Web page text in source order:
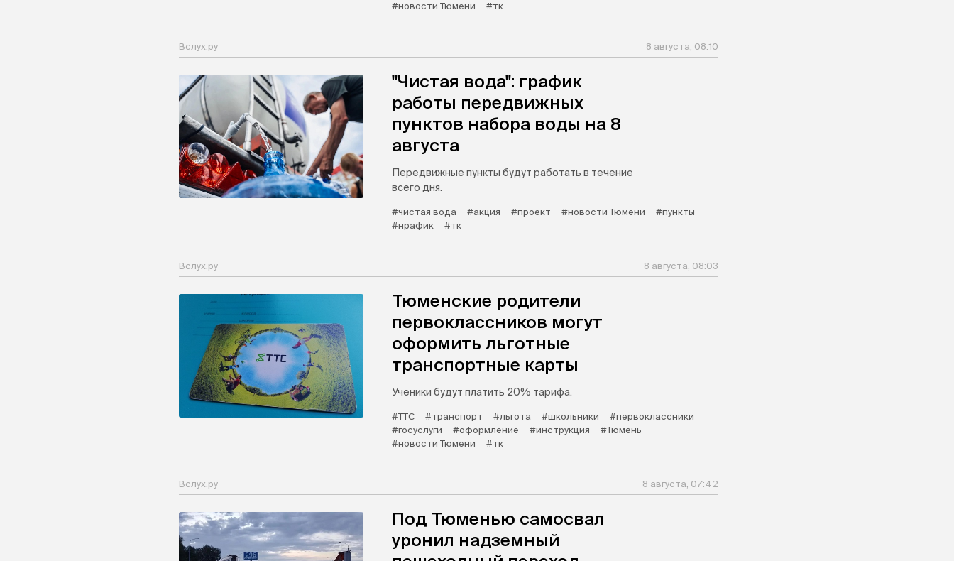
#новости Тюмени
#тк
Вслух.ру 8 августа, 08:10
"Чистая вода": график
работы передвижных
пунктов набора воды на 8
августа
Передвижные пункты будут работать в течение
всего дня.
#чистая вода #акция #проект #новости Тюмени
#пункты
#нрафик
#тк
Вслух.ру 8 августа, 08:03
Тюменские родители
первоклассников могут
оформить льготные
транспортные карты
Ученики будут платить 20% тарифа.
#ТТС #транспорт #льгота #школьники
#первоклассники
#госуслуги
#оформление #инструкция
#Тюмень
#новости Тюмени
#тк
Вслух.ру 8 августа, 07:42
Под Тюменью самосвал
уронил надземный